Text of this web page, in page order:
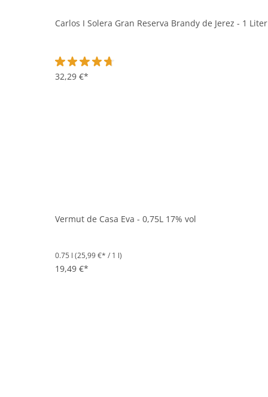
Carlos I Solera Gran Reserva Brandy de Jerez - 1
Durchschnittliche Bewertung von 4.7 von 5 Sternen
32,29 €*
Vermut de Casa Eva - 0,75L 17% vol
0.75 l (25,99 €* / 1 l)
19,49 €*